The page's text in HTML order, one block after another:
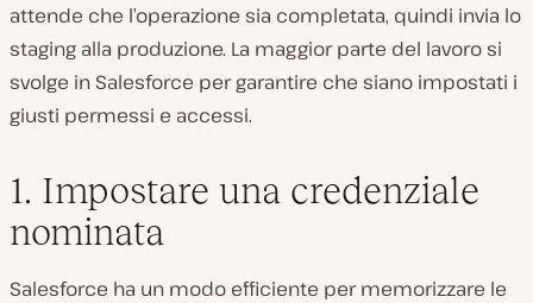
attende che l’operazione sia completata, quindi invia lo
staging alla produzione. La maggior parte del lavoro si
svolge in Salesforce per garantire che siano impostati i
giusti permessi e accessi.
1. Impostare una credenziale
nominata
Salesforce ha un modo efficiente per memorizzare le